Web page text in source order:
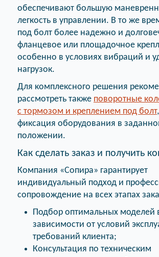
обеспечивают большую
легкость в управлении. В то же
под болт более надежно и
фланцевое или площадочное
особенно в условиях вибраций и
нагрузок.
Для комплексного решения
рассмотреть также поворотные
с тормозом и креплением под болт
фиксация оборудования в
положении.
Как сделать заказ и получить
Компания «Сопира» гарантирует
индивидуальный подход и
сопровождение на всех этапах
Подбор оптимальных моделей
зависимости от условий
требований клиента;
Консультация по техническим